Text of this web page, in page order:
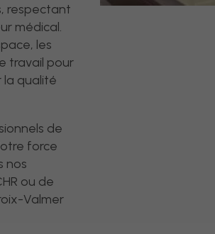
respectant
médical.
les
travail pour
la qualité
de
force
nos
ou de
Valmer